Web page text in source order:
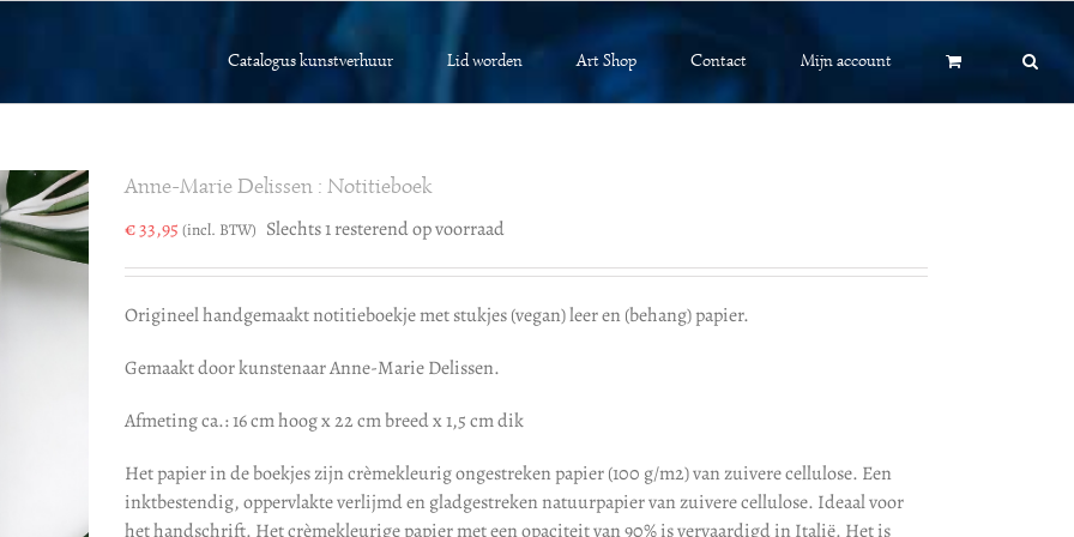
Catalogus kunstverhuur Lid worden Art Shop Contact Mijn account
Anne-Marie Delissen : Notitieboek
€33,95 (incl. BTW) Slechts 1 resterend op voorraad
Origineel handgemaakt notitieboekje met stukjes (vegan) leer en (behang) papier.
Gemaakt door kunstenaar Anne-Marie Delissen.
Afmeting ca.: 16 cm hoog x 22 cm breed x 1,5 cm dik
Het papier in de boekjes zijn crèmekleurig ongestreken papier (100 g/m2) van zuivere cellulose. Een
inktbestendig, oppervlakte verlijmd en gladgestreken natuurpapier van zuivere cellulose. Ideaal voor
het handschrift. Het crèmekleurige papier met een opaciteit van 90% is vervaardigd in Italië. Het is